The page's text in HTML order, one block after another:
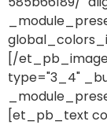
[/
type="3_4"
[et_pb_text